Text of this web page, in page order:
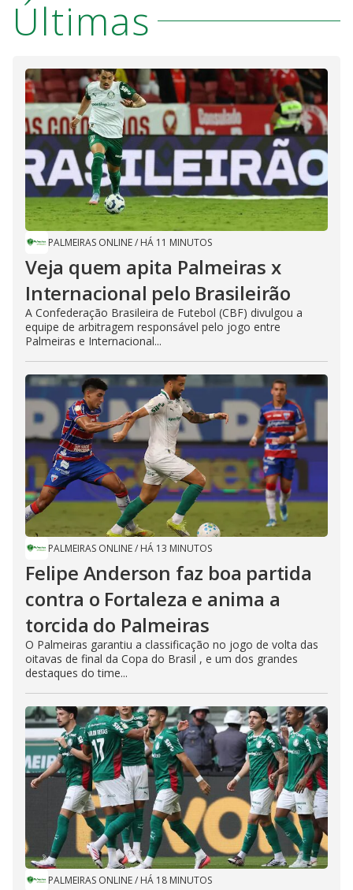
Últimas
PALMEIRAS ONLINE/ HÁ 11 MINUTOS
Veja quem apita Palmeiras x
Internacional pelo Brasileirão
A Confederação Brasileira de Futebol (CBF) divulgou a
equipe de arbitragem responsável pelo jogo entre
Palmeiras e Internacional...
PALMEIRAS ONLINE/ HÁ 13 MINUTOS
Felipe Anderson faz boa partida
contra o Fortaleza e anima a
torcida do Palmeiras
O Palmeiras garantiu a classificação no jogo de volta das
oitavas de final da Copa do Brasil , e um dos grandes
destaques do time...
PALMEIRAS ONLINE/ HÁ 18 MINUTOS